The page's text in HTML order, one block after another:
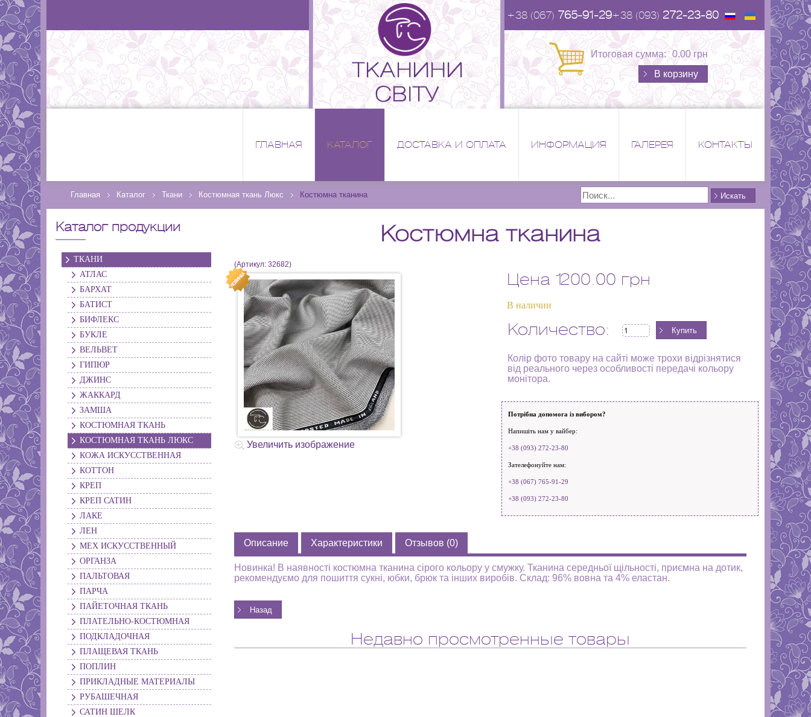
+38 (067) 765-91-29+38 (093) 272-23-80
Итоговая сумма: 0.00 грн
В корзину
ГЛАВНАЯ КАТАЛОГ ДОСТАВКА И ОПЛАТА ИНФОРМАЦИЯ ГАЛЕРЕЯ КОНТАКТЫ
Главная Каталог Ткани Костюмная ткань Люкс Костюмна тканина
Поиск
Искать
Каталог продукции
ТКАНИ
АТЛАС
БАРХАТ
БАТИСТ
БИФЛЕКС
БУКЛЕ
ВЕЛЬВЕТ
ГИПЮР
ДЖИНС
ЖАККАРД
ЗАМША
КОСТЮМНАЯ ТКАНЬ
КОСТЮМНАЯ ТКАНЬ ЛЮКС
КОЖА ИСКУССТВЕННАЯ
КОТТОН
КРЕП
КРЕП САТИН
ЛАКЕ
ЛЕН
МЕХ ИСКУССТВЕННЫЙ
ОРГАНЗА
ПАЛЬТОВАЯ
ПАРЧА
ПАЙЕТОЧНАЯ ТКАНЬ
ПЛАТЕЛЬНО-КОСТЮМНАЯ
ПОДКЛАДОЧНАЯ
ПЛАЩЕВАЯ ТКАНЬ
ПОПЛИН
ПРИКЛАДНЫЕ МАТЕРИАЛЫ
РУБАШЕЧНАЯ
САТИН ШЕЛК
Костюмна тканина
(Артикул:32682)
Увеличить изображение
Цена 1200.00 грн
В наличии
Количество:
Колір фото товару на сайті може трохи відрізнятися
від реального через особливості передачі кольору
монітора.
Потрібна допомога із вибором?
Напишіть нам у вайбер:
+38 (093) 272-23-80
Зателефонуйте нам:
+38 (067) 765-91-29
+38 (093) 272-23-80
Описание Характеристики Отзывов (0)
Новинка! В наявності костюмна тканина сірого кольору у смужку. Тканина середньої щільності, приємна на дотик,
рекомендуємо для пошиття сукні, юбки, брюк та інших виробів. Склад: 96% вовна та 4% еластан.
Недавно просмотренные товары